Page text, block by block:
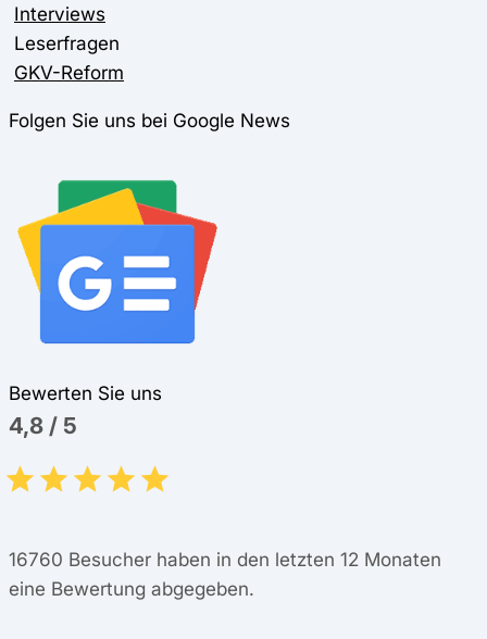
Interviews
Leserfragen
GKV-Reform
Folgen Sie uns bei Google News
Bewerten Sie uns
4,8 / 5
16760 Besucher haben in den letzten 12 Monaten
eine Bewertung abgegeben.